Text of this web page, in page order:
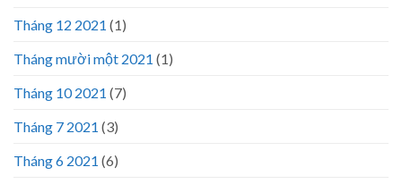
Tháng 12 2021 (1)
Tháng mười một 2021 (1)
Tháng 10 2021 (7)
Tháng 7 2021 (3)
Tháng 6 2021 (6)